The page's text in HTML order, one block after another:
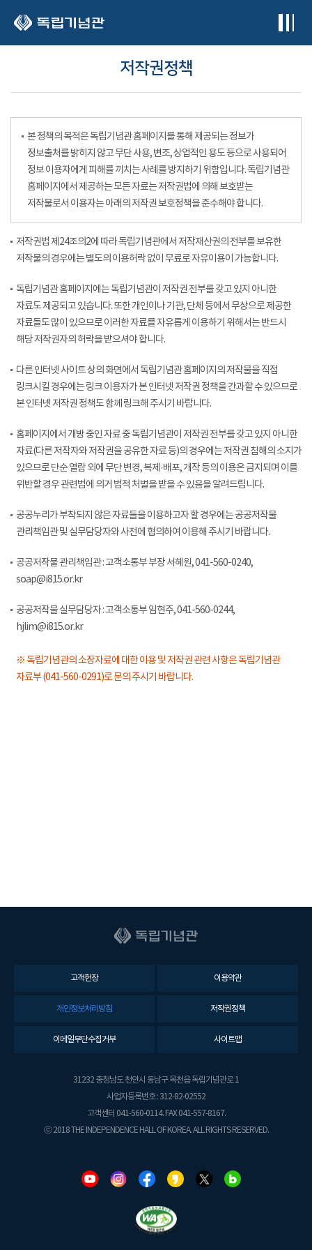
저작권정책
본 정책의 목적은 독립기념관 홈페이지를 통해 제공되는 정보가
정보출처를 밝히지 않고 무단 사용, 변조, 상업적인 용도 등으로 사용되어
정보 이용자에게 피해를 끼치는 사례를 방지하기 위함입니다. 독립기념관
홈페이지에서 제공하는 모든 자료는 저작권법에 의해 보호받는
저작물로서 이용자는 아래의 저작권 보호정책을 준수해야 합니다.
저작권법 제24조의2에 따라 독립기념관에서 저작재산권의 전부를 보유한
저작물의 경우에는 별도의 이용허락 없이 무료로 자유이용이 가능합니다.
독립기념관 홈페이지에는 독립기념관이 저작권 전부를 갖고 있지 아니한
자료도 제공되고 있습니다. 또한 개인이나 기관, 단체 등에서 무상으로 제공한
자료들도 많이 있으므로 이러한 자료를 자유롭게 이용하기 위해서는 반드시
해당 저작권자의 허락을 받으셔야 합니다.
다른 인터넷 사이트 상의 화면에서 독립기념관 홈페이지의 저작물을 직접
링크시킬 경우에는 링크 이용자가 본 인터넷 저작권 정책을 간과할 수 있으므로
본 인터넷 저작권 정책도 함께 링크해 주시기 바랍니다.
홈페이지에서 개방 중인 자료 중 독립기념관이 저작권 전부를 갖고 있지 아니한
자료(다른 저작자와 저작권을 공유한 자료 등)의 경우에는 저작권 침해의 소지가
있으므로 단순 열람 외에 무단 변경, 복제·배포, 개작 등의 이용은 금지되며 이를
위반할 경우 관련법에 의거 법적 처벌을 받을 수 있음을 알려드립니다.
공공누리가 부착되지 않은 자료들을 이용하고자 할 경우에는 공공저작물
관리책임관 및 실무담당자와 사전에 협의하여 이용해 주시기 바랍니다.
공공저작물 관리책임관 : 고객소통부 부장 서혜원, 041-560-0240,
soap@i815.or.kr
공공저작물 실무담당자 : 고객소통부 임현주, 041-560-0244,
hjlim@i815.or.kr
※ 독립기념관의 소장자료에 대한 이용 및 저작권 관련 사항은 독립기념관
자료부 (041-560-0291)로 문의 주시기 바랍니다.
고객헌장 이용약관
개인정보처리방침 저작권정책
이메일무단수집거부 사이트맵
31232 충청남도 천안시 동남구 목천읍 독립기념관로 1
사업자등록번호 : 312-82-02552
고객센터 041-560-0114. FAX 041-557-8167.
ⓒ 2018 THE INDEPENDENCE HALL OF KOREA. ALL RIGHTS RESERVED.